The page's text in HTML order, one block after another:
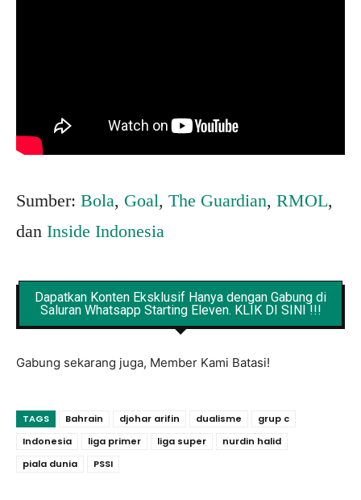
Sumber: Bola, Goal, The Guardian, RMOL,
dan Inside Indonesia
Dapatkan Konten Eksklusif Hanya dengan Gabung di
Saluran Whatsapp Starting Eleven. KLIK DI SINI !!!
Gabung sekarang juga, Member Kami Batasi!
TAGS Bahrain djohar arifin dualisme
grup c
Indonesia
liga primer liga super
nurdin halid
piala dunia
PSSI